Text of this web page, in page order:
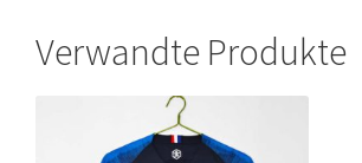
Verwandte Produkte